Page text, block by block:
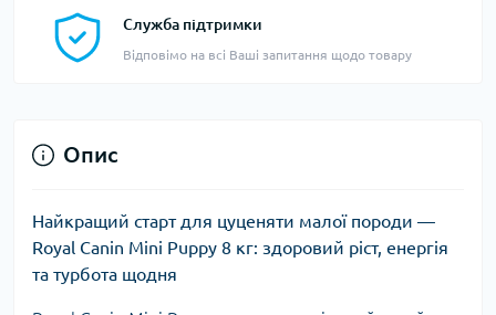
Служба підтримки
Відповімо на всі Ваші запитання щодо товару
Опис
Найкращий старт для цуценяти малої породи —
Royal Canin Mini Puppy 8 кг: здоровий ріст, енергія
та турбота щодня